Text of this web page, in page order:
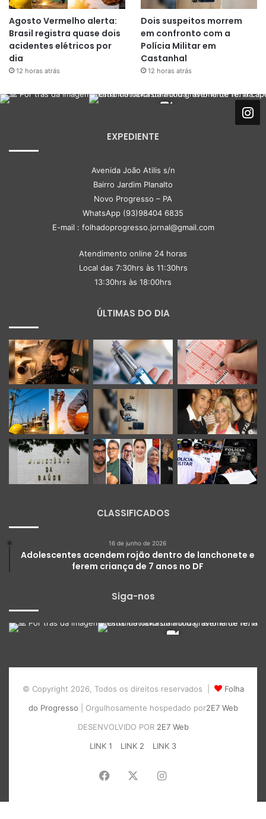
Agosto Vermelho alerta:
Brasil registra quase dois
acidentes elétricos por
dia
12 horas atrás
Dois suspeitos morrem
em confronto com a
Polícia Militar em
Castanhal
12 horas atrás
EXPEDIENTE
Avenida João Atilis s/n
Bairro Jardim Planalto
Novo Progresso – PA
WhatsApp (93)98404 6835
E-mail : folhadoprogresso.jornal@gmail.com
Atendimento online 24 horas
Local das 7:30hrs às 11:30hrs
13:30hrs às 18:00hrs
ÚLTIMAS DO DIA
CLASSIFICADOS
16 de junho de 2026
Adolescentes acendem rojão dentro de lanchonete e
ferem criança de 7 anos no DF
Siga-nos
© Copyright 2026, Todos os direitos reservados |
Folha
do Progresso | Orgulhosamente hospedado por2E7 Web
DESENVOLVIDO POR 2E7 Web
LINK 1
LINK 2 LINK 3
Facebook Instagram